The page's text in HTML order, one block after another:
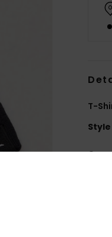
T-
Style